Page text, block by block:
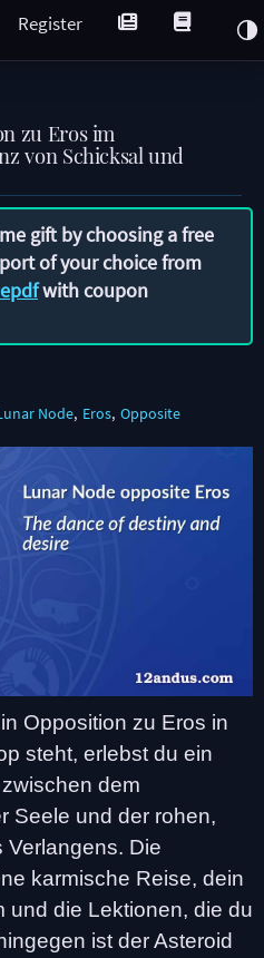
Register
zu Eros im
von Schicksal und
gift by choosing a free
of your choice from
with coupon
Node Eros Opposite
Opposition zu Eros in
steht, erlebst du ein
dem
Seele und der rohen,
Verlangens. Die
karmische Reise, dein
und die Lektionen, die du
ist der Asteroid